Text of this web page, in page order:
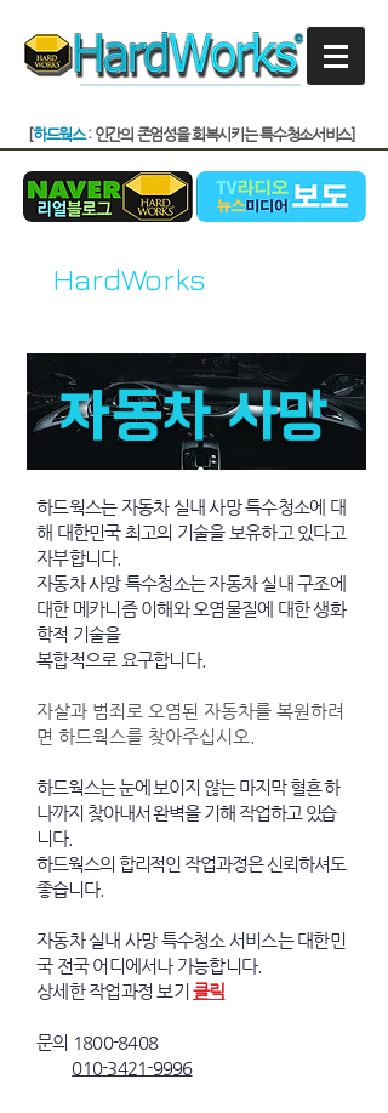
[하드웍스: 인간의 존엄성을 회복시키는 특수청소서비스]
HardWorks
자동차 사망
하드웍스는 자동차 실내 사망 특수청소에 대
해 대한민국 최고의 기술을 보유하고 있다고
자부합니다.
자동차 사망 특수청소는 자동차 실내 구조에
대한 메카니즘 이해와 오염물질에 대한 생화
학적 기술을
복합적으로 요구합니다.
자살과 범죄로 오염된 자동차를 복원하려
면 하드웍스를 찾아주십시오.
하드웍스는 눈에 보이지 않는 마지막 혈흔 하
나까지 찾아내서 완벽을 기해 작업하고 있습
니다.
하드웍스의 합리적인 작업과정은 신뢰하셔도
좋습니다.
자동차 실내 사망 특수청소 서비스는 대한민
국 전국 어디에서나 가능합니다.
​상세한 작업과정 보기 클릭
문의 1800-8408
010-3421-9996